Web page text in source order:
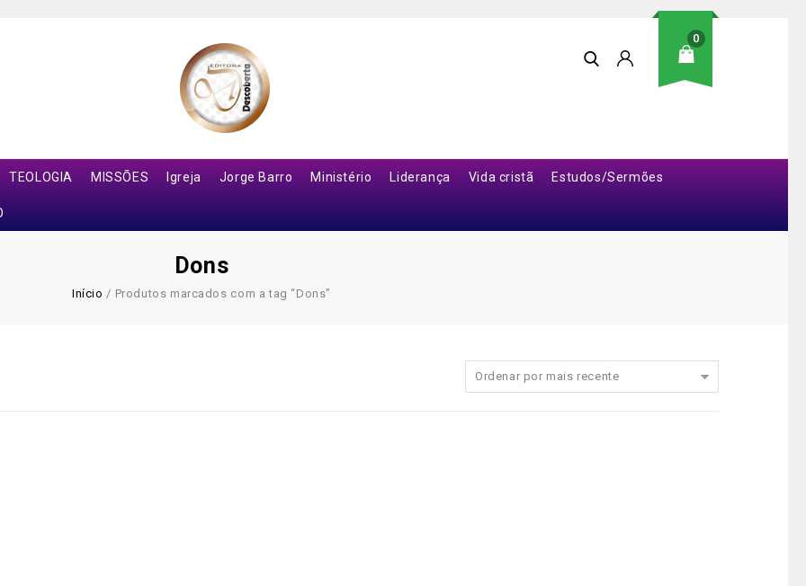
0
TEOLOGIA MISSÕES Igreja Jorge Barro Ministério Liderança Vida cristã Estudos/Sermões
Dons
Início / Produtos marcados com a tag “Dons”
Ordenar por mais recente